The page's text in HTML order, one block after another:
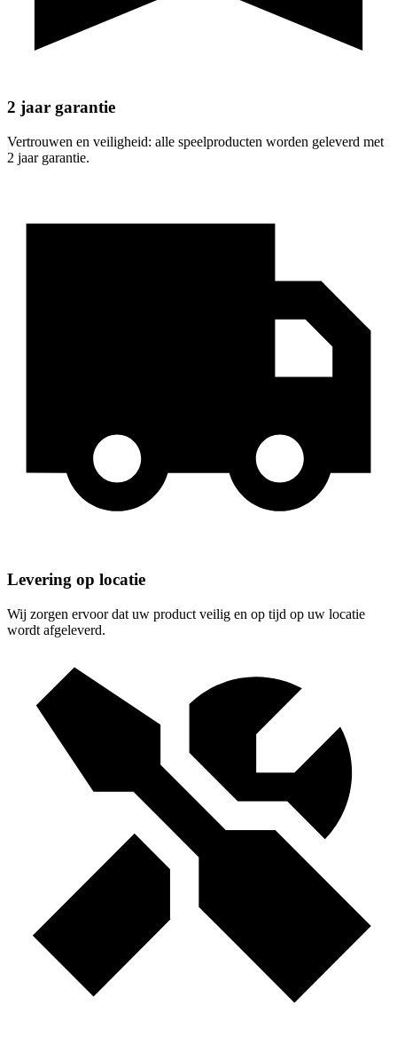
2 jaar garantie
Vertrouwen en veiligheid: alle speelproducten worden geleverd met
2 jaar garantie.
Levering op locatie
Wij zorgen ervoor dat uw product veilig en op tijd op uw locatie
wordt afgeleverd.